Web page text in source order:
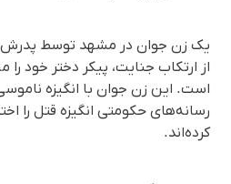
یک زن جوان در مشهد توسط
از ارتکاب جنایت، پیکر دختر خود
است. این زن جوان با انگیزه
رسانه‌های حکومتی انگیزه قتل را
کرده‌اند.